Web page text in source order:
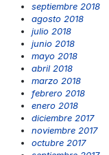
septiembre 2018
agosto 2018
julio 2018
junio 2018
mayo 2018
abril 2018
marzo 2018
febrero 2018
enero 2018
diciembre 2017
noviembre 2017
octubre 2017